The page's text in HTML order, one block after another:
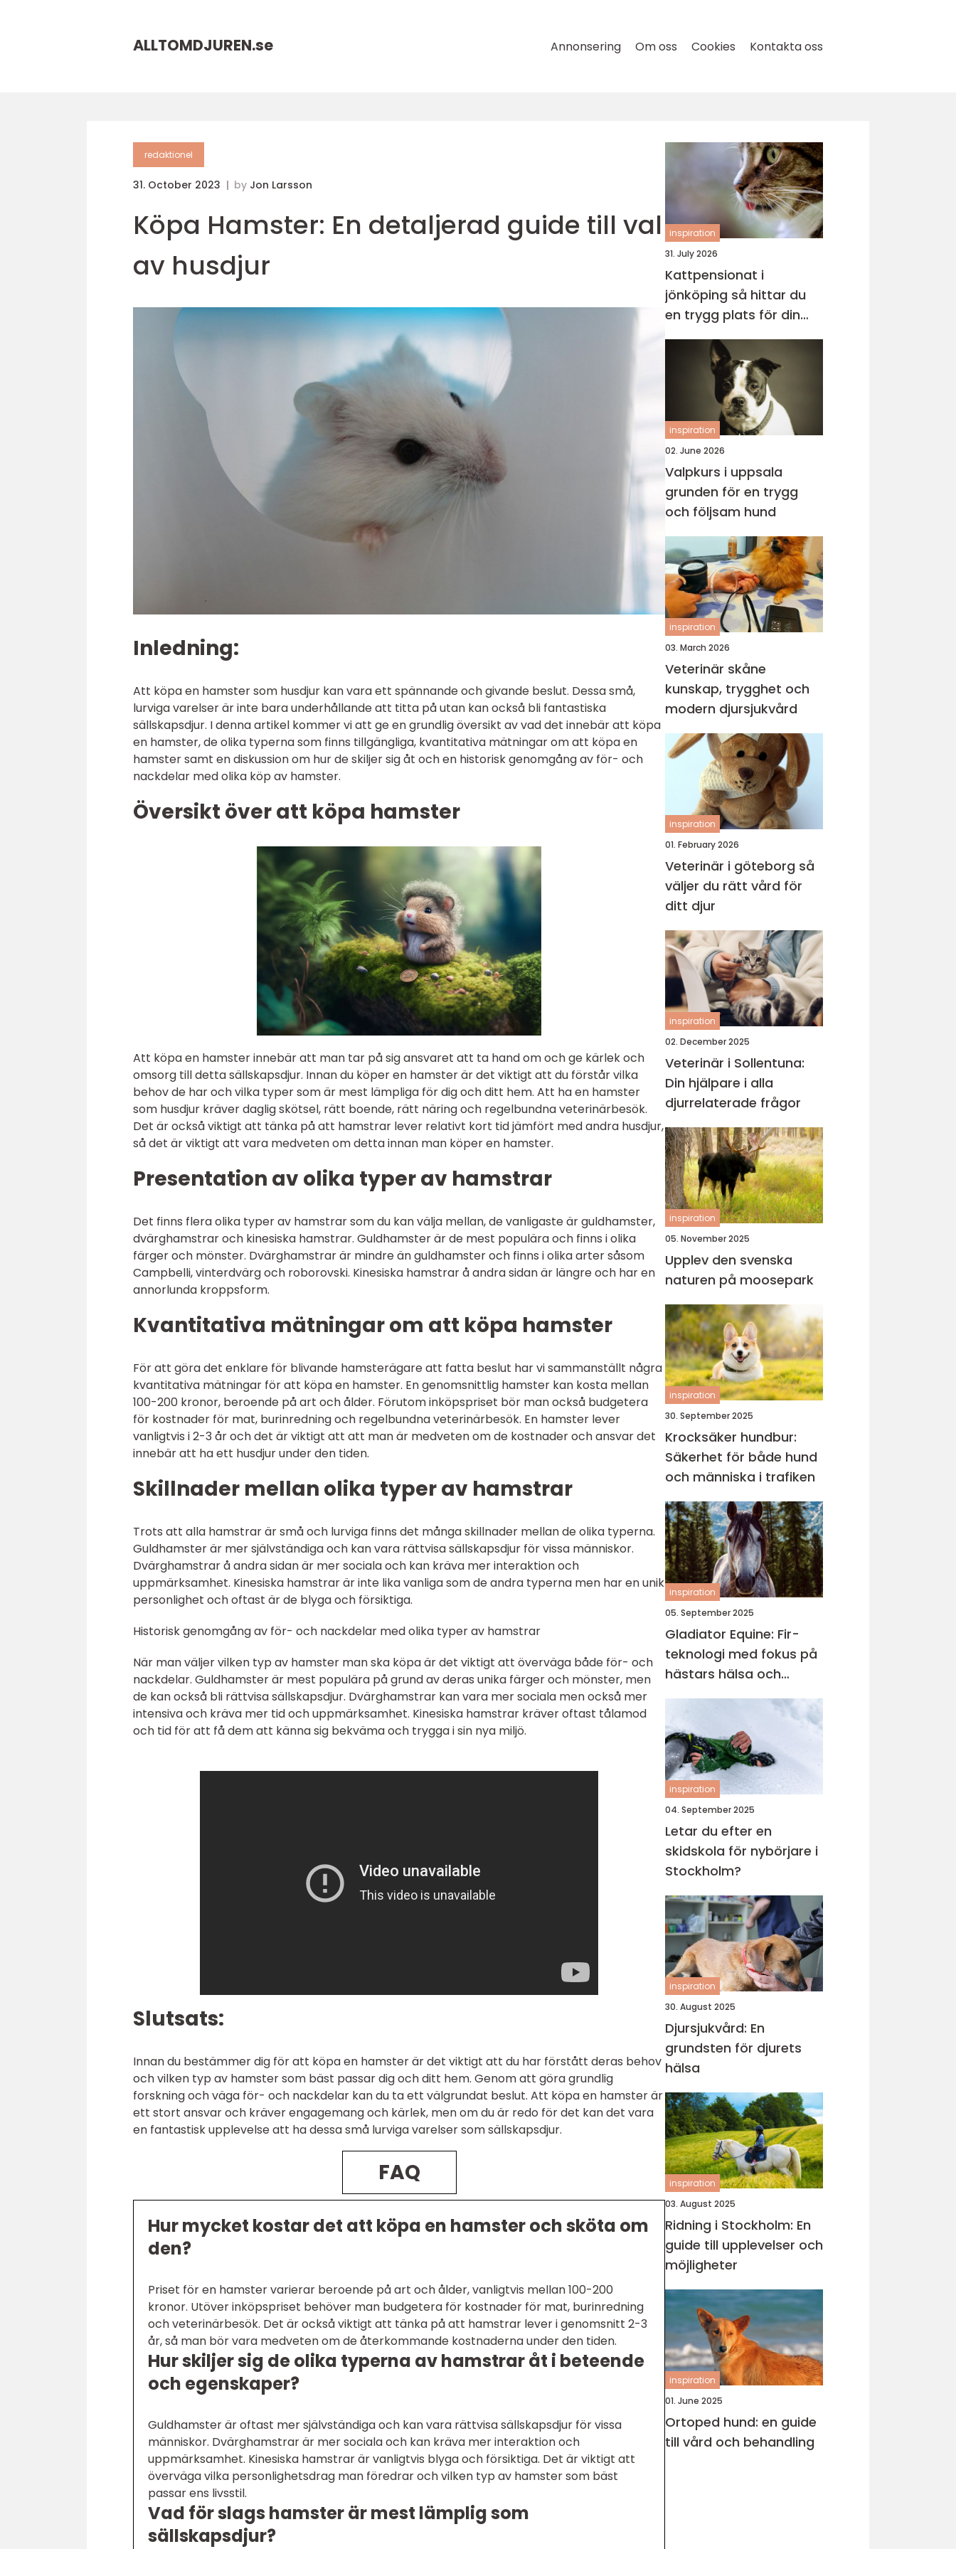
ALLTOMDJUREN.se Annonsering Om oss Cookies Kontakta oss
redaktionel
31. October 2023 by Jon Larsson
Köpa Hamster: En detaljerad guide till val
av husdjur
Inledning:
Att köpa en hamster som husdjur kan vara ett spännande och givande beslut. Dessa små,
lurviga varelser är inte bara underhållande att titta på utan kan också bli fantastiska
sällskapsdjur. I denna artikel kommer vi att ge en grundlig översikt av vad det innebär att köpa
en hamster, de olika typerna som finns tillgängliga, kvantitativa mätningar om att köpa en
hamster samt en diskussion om hur de skiljer sig åt och en historisk genomgång av för- och
nackdelar med olika köp av hamster.
Översikt över att köpa hamster
Att köpa en hamster innebär att man tar på sig ansvaret att ta hand om och ge kärlek och
omsorg till detta sällskapsdjur. Innan du köper en hamster är det viktigt att du förstår vilka
behov de har och vilka typer som är mest lämpliga för dig och ditt hem. Att ha en hamster
som husdjur kräver daglig skötsel, rätt boende, rätt näring och regelbundna veterinärbesök.
Det är också viktigt att tänka på att hamstrar lever relativt kort tid jämfört med andra husdjur,
så det är viktigt att vara medveten om detta innan man köper en hamster.
Presentation av olika typer av hamstrar
Det finns flera olika typer av hamstrar som du kan välja mellan, de vanligaste är guldhamster,
dvärghamstrar och kinesiska hamstrar. Guldhamster är de mest populära och finns i olika
färger och mönster. Dvärghamstrar är mindre än guldhamster och finns i olika arter såsom
Campbelli, vinterdvärg och roborovski. Kinesiska hamstrar å andra sidan är längre och har en
annorlunda kroppsform.
Kvantitativa mätningar om att köpa hamster
För att göra det enklare för blivande hamsterägare att fatta beslut har vi sammanställt några
kvantitativa mätningar för att köpa en hamster. En genomsnittlig hamster kan kosta mellan
100-200 kronor, beroende på art och ålder. Förutom inköpspriset bör man också budgetera
för kostnader för mat, burinredning och regelbundna veterinärbesök. En hamster lever
vanligtvis i 2-3 år och det är viktigt att att man är medveten om de kostnader och ansvar det
innebär att ha ett husdjur under den tiden.
Skillnader mellan olika typer av hamstrar
Trots att alla hamstrar är små och lurviga finns det många skillnader mellan de olika typerna.
Guldhamster är mer självständiga och kan vara rättvisa sällskapsdjur för vissa människor.
Dvärghamstrar å andra sidan är mer sociala och kan kräva mer interaktion och
uppmärksamhet. Kinesiska hamstrar är inte lika vanliga som de andra typerna men har en unik
personlighet och oftast är de blyga och försiktiga.
Historisk genomgång av för- och nackdelar med olika typer av hamstrar
När man väljer vilken typ av hamster man ska köpa är det viktigt att överväga både för- och
nackdelar. Guldhamster är mest populära på grund av deras unika färger och mönster, men
de kan också bli rättvisa sällskapsdjur. Dvärghamstrar kan vara mer sociala men också mer
intensiva och kräva mer tid och uppmärksamhet. Kinesiska hamstrar kräver oftast tålamod
och tid för att få dem att känna sig bekväma och trygga i sin nya miljö.
Slutsats:
Innan du bestämmer dig för att köpa en hamster är det viktigt att du har förstått deras behov
och vilken typ av hamster som bäst passar dig och ditt hem. Genom att göra grundlig
forskning och väga för- och nackdelar kan du ta ett välgrundat beslut. Att köpa en hamster är
ett stort ansvar och kräver engagemang och kärlek, men om du är redo för det kan det vara
en fantastisk upplevelse att ha dessa små lurviga varelser som sällskapsdjur.
FAQ
Hur mycket kostar det att köpa en hamster och sköta om
den?
Priset för en hamster varierar beroende på art och ålder, vanligtvis mellan 100-200
kronor. Utöver inköpspriset behöver man budgetera för kostnader för mat, burinredning
och veterinärbesök. Det är också viktigt att tänka på att hamstrar lever i genomsnitt 2-3
år, så man bör vara medveten om de återkommande kostnaderna under den tiden.
Hur skiljer sig de olika typerna av hamstrar åt i beteende
och egenskaper?
Guldhamster är oftast mer självständiga och kan vara rättvisa sällskapsdjur för vissa
människor. Dvärghamstrar är mer sociala och kan kräva mer interaktion och
uppmärksamhet. Kinesiska hamstrar är vanligtvis blyga och försiktiga. Det är viktigt att
överväga vilka personlighetsdrag man föredrar och vilken typ av hamster som bäst
passar ens livsstil.
Vad för slags hamster är mest lämplig som
sällskapsdjur?
inspiration
31. July 2026
Kattpensionat i
jönköping så hittar du
en trygg plats för din
katt
inspiration
02. June 2026
Valpkurs i uppsala
grunden för en trygg
och följsam hund
inspiration
03. March 2026
Veterinär skåne
kunskap, trygghet och
modern djursjukvård
inspiration
01. February 2026
Veterinär i göteborg så
väljer du rätt vård för
ditt djur
inspiration
02. December 2025
Veterinär i Sollentuna:
Din hjälpare i alla
djurrelaterade frågor
inspiration
05. November 2025
Upplev den svenska
naturen på moosepark
inspiration
30. September 2025
Krocksäker hundbur:
Säkerhet för både hund
och människa i trafiken
inspiration
05. September 2025
Gladiator Equine: Fir-
teknologi med fokus på
hästars hälsa och
välbefinnande
inspiration
04. September 2025
Letar du efter en
skidskola för nybörjare i
Stockholm?
inspiration
30. August 2025
Djursjukvård: En
grundsten för djurets
hälsa
inspiration
03. August 2025
Ridning i Stockholm: En
guide till upplevelser och
möjligheter
inspiration
01. June 2025
Ortoped hund: en guide
till vård och behandling